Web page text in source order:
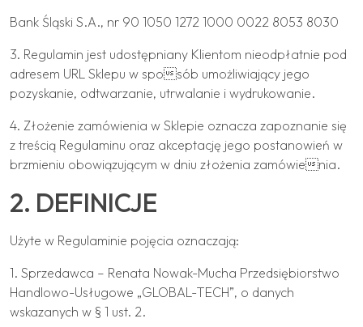
Bank Śląski S.A., nr 90 1050 1272 1000 0022 8053 8030
3. Regulamin jest udostępniany Klientom nieodpłatnie pod
adresem URL Sklepu w sposób umożliwiający jego
pozyskanie, odtwarzanie, utrwalanie i wydrukowanie.
4. Złożenie zamówienia w Sklepie oznacza zapoznanie się
z treścią Regulaminu oraz akceptację jego postanowień w
brzmieniu obowiązującym w dniu złożenia zamówienia.
2. DEFINICJE
Użyte w Regulaminie pojęcia oznaczają:
1. Sprzedawca – Renata Nowak-Mucha Przedsiębiorstwo
Handlowo-Usługowe „GLOBAL-TECH”, o danych
wskazanych w § 1 ust. 2.